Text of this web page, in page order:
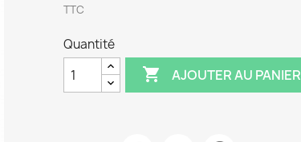
TTC
Quantité
 AJOUTER AU PANIER